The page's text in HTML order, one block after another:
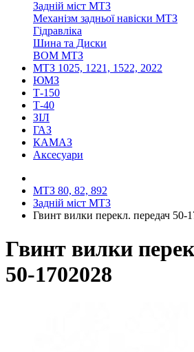
Задній міст МТЗ
Механізм задньої навіски МТЗ
Гідравліка
Шина та Диски
ВОМ МТЗ
МТЗ 1025, 1221, 1522, 2022
ЮМЗ
Т-150
Т-40
ЗІЛ
ГАЗ
КАМАЗ
Аксесуари
МТЗ 80, 82, 892
Задній міст МТЗ
Гвинт вилки перекл. передач 50-
Гвинт вилки
50-1702028